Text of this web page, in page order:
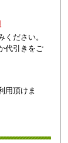
ださい。
代引きをご
用頂けま